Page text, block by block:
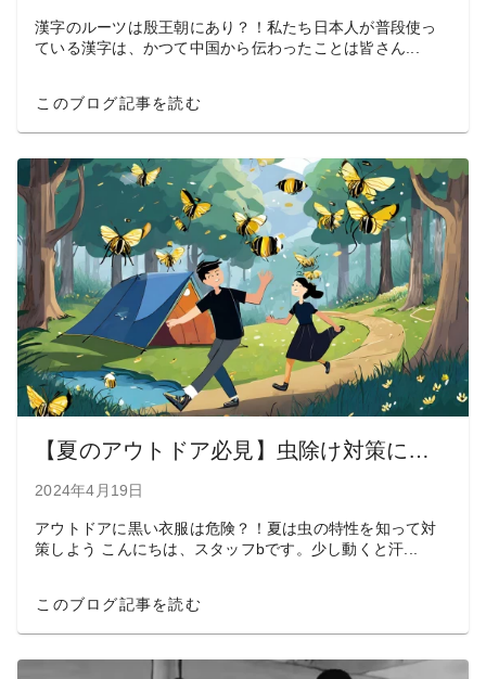
漢字のルーツは殷王朝にあり？！私たち日本人が普段使っ
ている漢字は、かつて中国から伝わったことは皆さん...
このブログ記事を読む
【夏のアウトドア必見】虫除け対策に効果的なTシャツの色とデザイン
2024年4月19日
アウトドアに黒い衣服は危険？！夏は虫の特性を知って対
策しよう こんにちは、スタッフbです。少し動くと汗...
このブログ記事を読む